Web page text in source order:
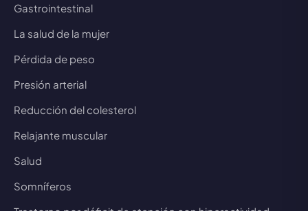
Gastrointestinal
La salud de la mujer
Pérdida de peso
Presión arterial
Reducción del colesterol
Relajante muscular
Salud
Somníferos